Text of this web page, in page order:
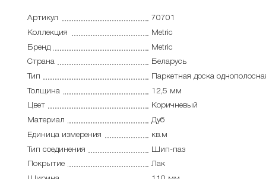
Артикул
70701
Коллекция
Metric
Бренд
Metric
Страна
Беларусь
Тип
Паркетная доска
Толщина
12,5 мм
Цвет
Коричневый
Материал
Дуб
Единица измерения
кв.м
Тип соединения
Шип-паз
Покрытие
Лак